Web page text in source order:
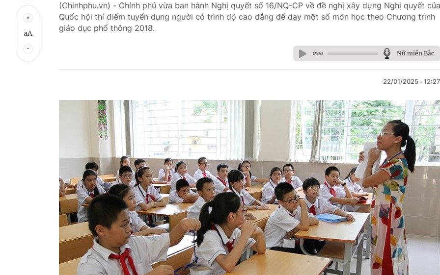
aA
(Chinhphu.vn) - Chính phủ vừa ban hành Nghị quyết số 16/NQ-CP về đề nghị xây dựng Nghị quyết của
Quốc hội thí điểm tuyển dụng người có trình độ cao đẳng để dạy một số môn học theo Chương trình
giáo dục phổ thông 2018.
0:00 Nữ miền Bắc
22/01/2025 12:27